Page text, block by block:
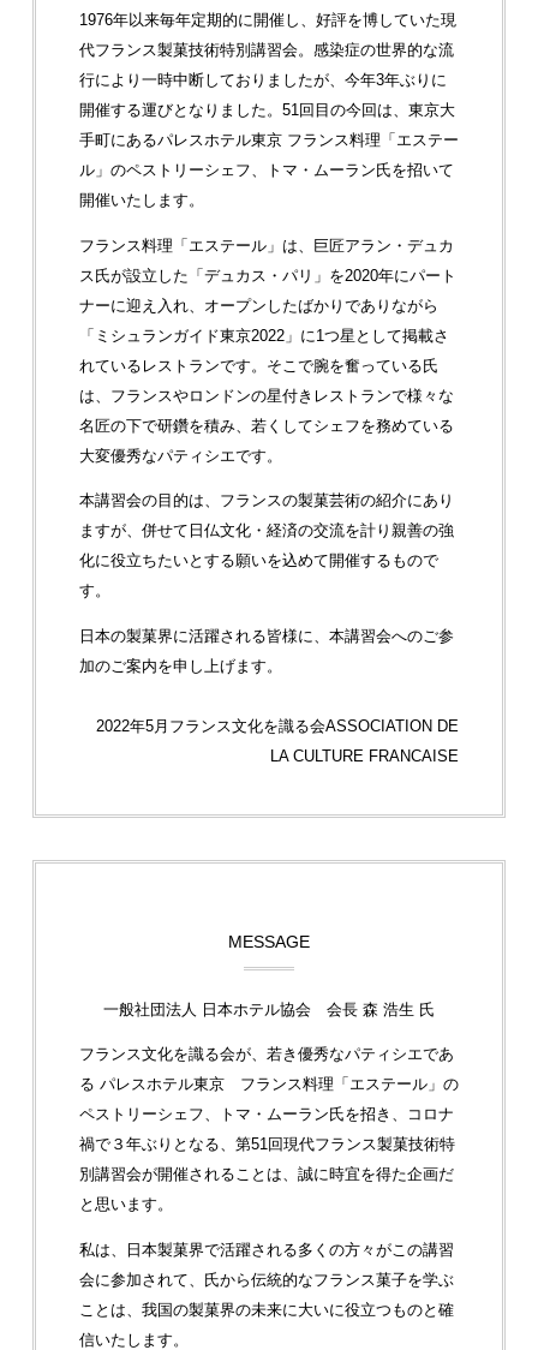
1976年以来毎年定期的に開催し、好評を博していた現
代フランス製菓技術特別講習会。感染症の世界的な流
行により一時中断しておりましたが、今年3年ぶりに
開催する運びとなりました。51回目の今回は、東京大
手町にあるパレスホテル東京 フランス料理「エステー
ル」のペストリーシェフ、トマ・ムーラン氏を招いて
開催いたします。
フランス料理「エステール」は、巨匠アラン・デュカ
ス氏が設立した「デュカス・パリ」を2020年にパート
ナーに迎え入れ、オープンしたばかりでありながら
「ミシュランガイド東京2022」に1つ星として掲載さ
れているレストランです。そこで腕を奮っている氏
は、フランスやロンドンの星付きレストランで様々な
名匠の下で研鑽を積み、若くしてシェフを務めている
大変優秀なパティシエです。
本講習会の目的は、フランスの製菓芸術の紹介にあり
ますが、併せて日仏文化・経済の交流を計り親善の強
化に役立ちたいとする願いを込めて開催するもので
す。
日本の製菓界に活躍される皆様に、本講習会へのご参
加のご案内を申し上げます。
2022年5月 フランス文化を識る会ASSOCIATION DE
LA CULTURE FRANCAISE
MESSAGE
一般社団法人 日本ホテル協会 会長 森 浩生 氏
フランス文化を識る会が、若き優秀なパティシエであ
る パレスホテル東京 フランス料理「エステール」の
ペストリーシェフ、トマ・ムーラン氏を招き、コロナ
禍で３年ぶりとなる、第51回現代フランス製菓技術特
別講習会が開催されることは、誠に時宜を得た企画だ
と思います。
私は、日本製菓界で活躍される多くの方々がこの講習
会に参加されて、氏から伝統的なフランス菓子を学ぶ
ことは、我国の製菓界の未来に大いに役立つものと確
信いたします。